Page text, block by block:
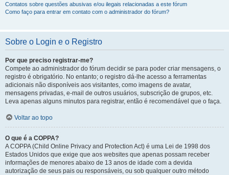
Contatos sobre questões abusivas e/ou ilegais relacionadas a este fórum
Como faço para entrar em contato com o administrador do fórum?
Sobre o Login e o Registro
Por que preciso registrar-me?
Compete ao administrador do fórum decidir se para poder criar mensagens, o
registro é obrigatório. No entanto; o registro dá-lhe acesso a ferramentas
adicionais não disponíveis aos visitantes, como imagens de avatar,
mensagens privadas, e-mail de outros usuários, subscrição de grupos, etc.
Leva apenas alguns minutos para registrar, então é recomendável que o faça.
Voltar ao topo
O que é a COPPA?
A COPPA (Child Online Privacy and Protection Act) é uma Lei de 1998 dos
Estados Unidos que exige que aos websites que apenas possam receber
informações de menores abaixo de 13 anos de idade com a devida
autorização de seus pais ou responsáveis, ou sob qualquer outro método